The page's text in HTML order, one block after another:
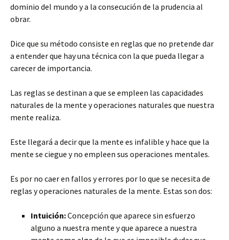
dominio del mundo y a la consecución de la prudencia al
obrar.
Dice que su método consiste en reglas que no pretende dar
a entender que hay una técnica con la que pueda llegar a
carecer de importancia.
Las reglas se destinan a que se empleen las capacidades
naturales de la mente y operaciones naturales que nuestra
mente realiza.
Este llegará a decir que la mente es infalible y hace que la
mente se ciegue y no empleen sus operaciones mentales.
Es por no caer en fallos y errores por lo que se necesita de
reglas y operaciones naturales de la mente. Estas son dos:
Intuición:Concepción que aparece sin esfuerzo
alguno a nuestra mente y que aparece a nuestra